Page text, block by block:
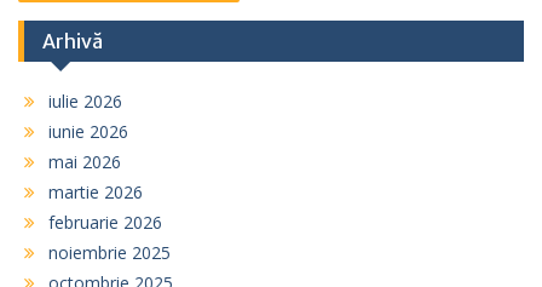
Arhivă
iulie 2026
iunie 2026
mai 2026
martie 2026
februarie 2026
noiembrie 2025